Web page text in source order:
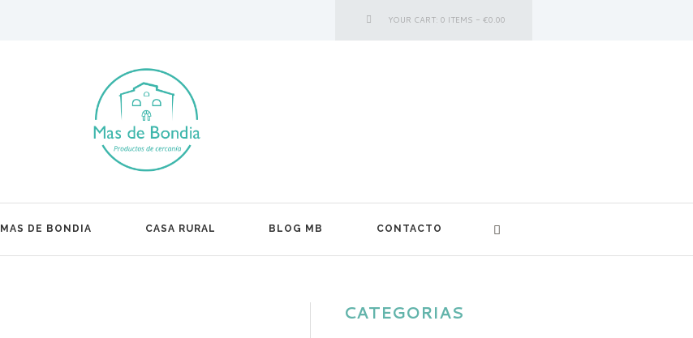
YOUR CART: 0 ITEMS -€0.00
MAS DE BONDIA CASA RURAL BLOG MB CONTACTO
CATEGORIAS